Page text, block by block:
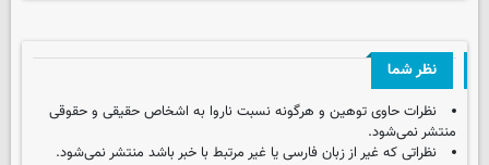
نظر شما
نظرات حاوی توهین و هرگونه نسبت ناروا به اشخاص حقیقی و حقوقی
منتشر نمی‌شود.
نظراتی که غیر از زبان فارسی یا غیر مرتبط با خبر باشد منتشر نمی‌شود.